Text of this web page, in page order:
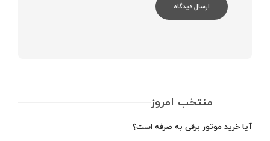
منتخب امروز
آیا خرید موتور برقی به صرفه است؟